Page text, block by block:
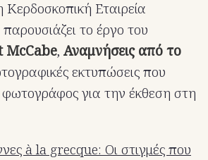
Κερδοσκοπική Εταιρεία
το έργο του
McCabe, Αναμνήσεις από το
εκτυπώσεις που
φωτογράφος για την έκθεση στη
à la grecque: Οι στιγμές που